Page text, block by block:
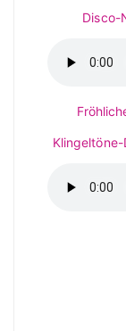
Disco-